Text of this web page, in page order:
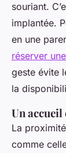
souriant.
implantée.
en une
réserver
geste évite
la
Un
La
comme